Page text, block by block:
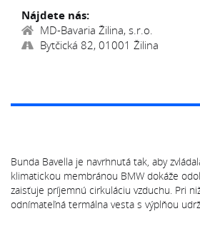
Nájdete nás:
MD-Bavaria Žilina, s.r.o.
Bytčická 82, 01001 Žilina
Bunda Bavella je navrhnutá tak, aby
klimatickou membránou BMW dokáže
zaisťuje príjemnú cirkuláciu vzduchu. Pri
odnímateľná termálna vesta s výplňou